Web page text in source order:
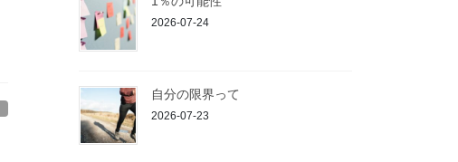
2026-07-24
自分の限界って
2026-07-23